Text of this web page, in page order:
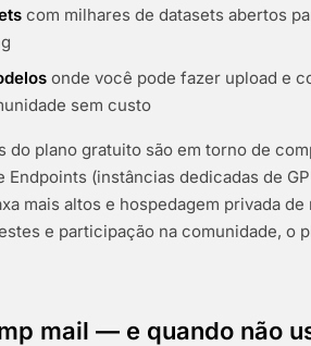
com milhares de datasets abertos
onde você pode fazer upload e
sem custo
do plano gratuito são em torno de
Endpoints (instâncias dedicadas de
mais altos e hospedagem privada
e participação na comunidade, o
mail — e quando não